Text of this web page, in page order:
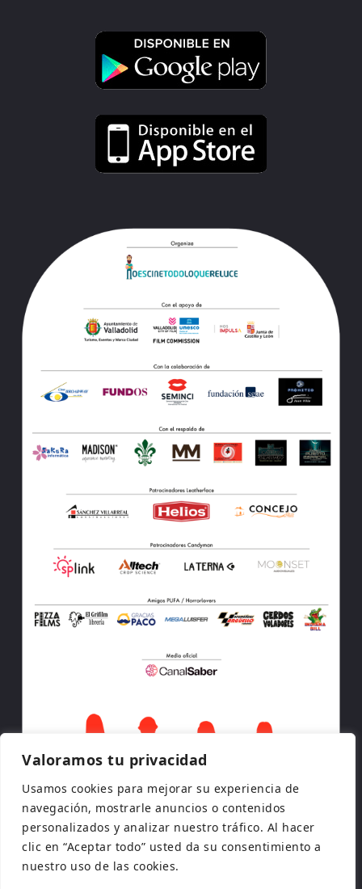
Valoramos tu privacidad
Usamos cookies para mejorar su experiencia de
navegación, mostrarle anuncios o contenidos
personalizados y analizar nuestro tráfico. Al hacer
clic en “Aceptar todo” usted da su consentimiento a
nuestro uso de las cookies.